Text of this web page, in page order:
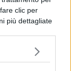
clic per
più dettagliate
il diritto di
si
spettacolo a